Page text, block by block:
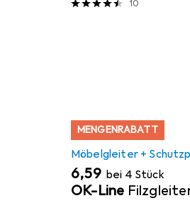
10
MENGENRABATT
Möbelgleiter +
EUR
6,59 bei 4 Stück
OK-Line